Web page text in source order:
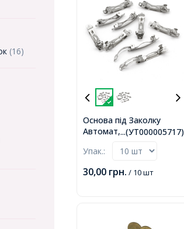
(16)
...(УТ000005717)
Основа під Заколку
Автомат, Залізо,
Упак.:
30,00 грн. / 10 шт